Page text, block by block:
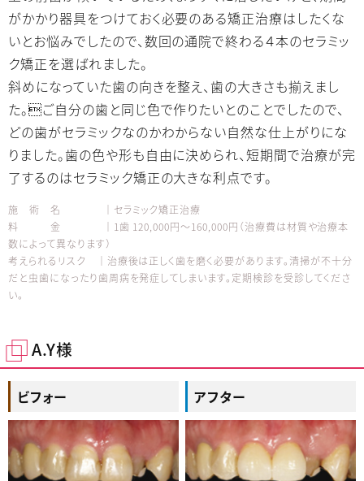
がかかり器具をつけておく必要のある矯正治療はしたくな
いとお悩みでしたので、数回の通院で終わる４本のセラミッ
ク矯正を選ばれました。
斜めになっていた歯の向きを整え、歯の大きさも揃えまし
た。ご自分の歯と同じ色で作りたいとのことでしたので、
どの歯がセラミックなのかわからない自然な仕上がりにな
りました。歯の色や形も自由に決められ、短期間で治療が完
了するのはセラミック矯正の大きな利点です。
施 術 名 │セラミック矯正治療
料 金 │1歯 120,000円～160,000円（治療費は材質や治療本
数によって異なります）
考えられるリスク │治療後は正しく歯を磨く必要があります。清掃が不十分
だと虫歯になったり歯周病を発症してしまいます。定期検診を受診してくださ
い。
A.Y様
ビフォー アフター